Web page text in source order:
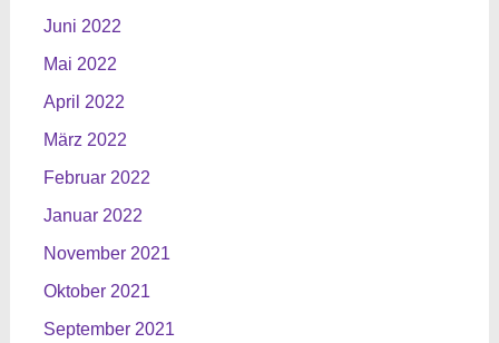
Juni 2022
Mai 2022
April 2022
März 2022
Februar 2022
Januar 2022
November 2021
Oktober 2021
September 2021